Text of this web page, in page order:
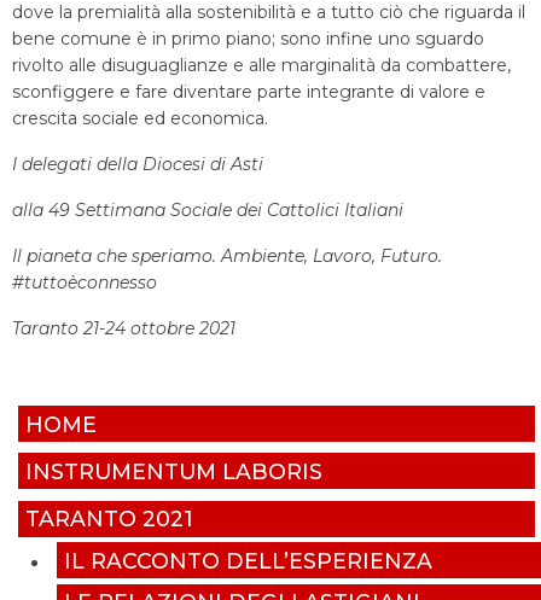
dove la premialità alla sostenibilità e a tutto ciò che riguarda il
bene comune è in primo piano; sono infine uno sguardo
rivolto alle disuguaglianze e alle marginalità da combattere,
sconfiggere e fare diventare parte integrante di valore e
crescita sociale ed economica.
I delegati della Diocesi di Asti
alla 49 Settimana Sociale dei Cattolici Italiani
Il pianeta che speriamo. Ambiente, Lavoro, Futuro.
#tuttoèconnesso
Taranto 21-24 ottobre 2021
HOME
INSTRUMENTUM LABORIS
TARANTO 2021
IL RACCONTO DELL’ESPERIENZA